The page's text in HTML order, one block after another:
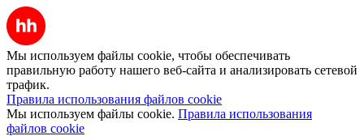
Мы используем файлы cookie, чтобы обеспечивать
правильную работу нашего веб-сайта и анализировать сетевой
трафик.
Правила использования файлов cookie
Мы используем файлы cookie. Правила использования
файлов cookie